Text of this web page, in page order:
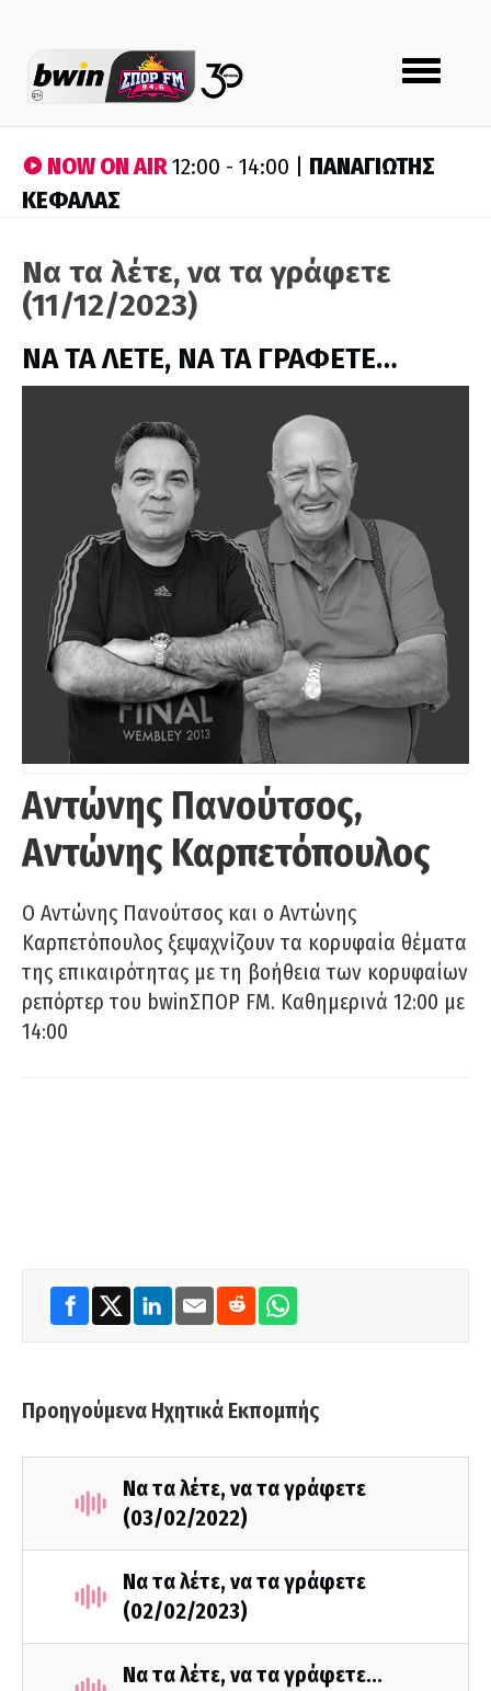
Toggle
navigation
NOW ON AIR12:00 - 14:00 | ΠΑΝΑΓΙΩΤΗΣ
ΚΕΦΑΛΑΣ
Να τα λέτε, να τα γράφετε
(11/12/2023)
ΝΑ ΤΑ ΛΕΤΕ, ΝΑ ΤΑ ΓΡΑΦΕΤΕ…
Αντώνης Πανούτσος,
Αντώνης Καρπετόπουλος
Ο Αντώνης Πανούτσος και ο Αντώνης
Καρπετόπουλος ξεψαχνίζουν τα κορυφαία θέματα
της επικαιρότητας με τη βοήθεια των κορυφαίων
ρεπόρτερ του bwinΣΠΟΡ FM. Καθημερινά 12:00 με
14:00
Προηγούμενα Ηχητικά Εκπομπής
Να τα λέτε, να τα γράφετε
(03/02/2022)
Να τα λέτε, να τα γράφετε
(02/02/2023)
Να τα λέτε, να τα γράφετε...